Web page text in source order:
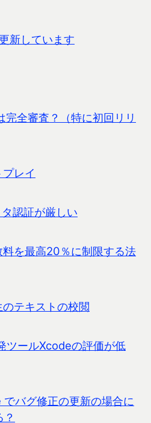
新しています
全審査？（特に初回リリ
レイ
認証が厳しい
を最高20％に制限する法
テキストの校閲
ツールXcodeの評価が低
バグ修正の更新の場合に